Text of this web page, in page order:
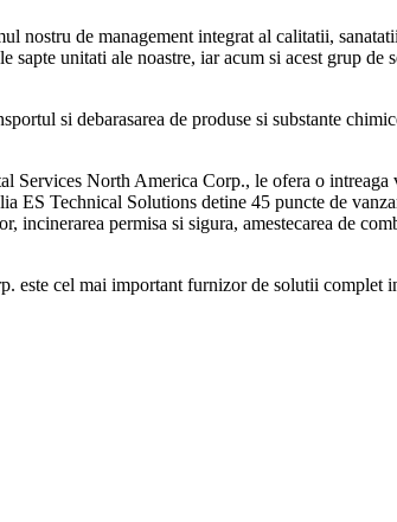
nostru de management integrat al calitatii,
sapte unitati ale noastre, iar acum si acest grup
si debarasarea de produse si substante
North America Corp., le ofera o
ES Technical Solutions detine 45 puncte de
incinerarea permisa si sigura, amestecarea de
cel mai important furnizor de solutii complet